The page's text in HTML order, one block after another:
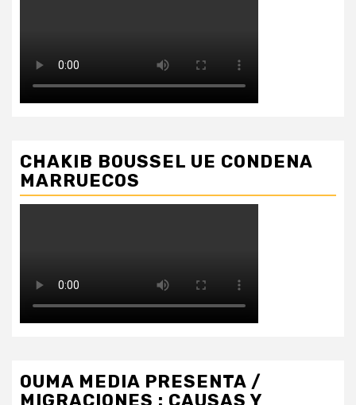
CHAKIB BOUSSEL UE CONDENA
MARRUECOS
OUMA MEDIA PRESENTA /
MIGRACIONES : CAUSAS Y